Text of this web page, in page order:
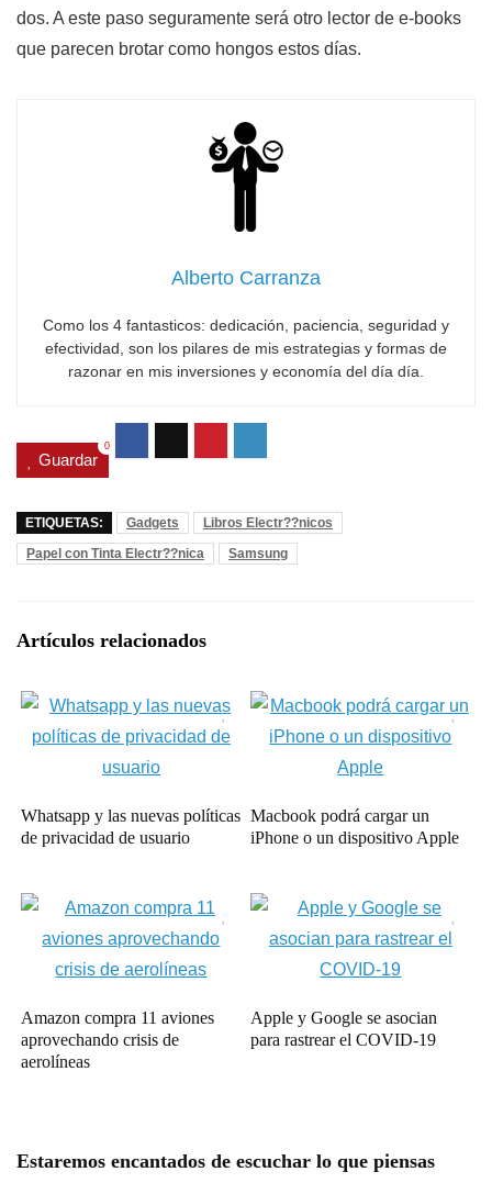
dos. A este paso seguramente será otro lector de e-books
que parecen brotar como hongos estos días.
Alberto Carranza
Como los 4 fantasticos: dedicación, paciencia, seguridad y
efectividad, son los pilares de mis estrategias y formas de
razonar en mis inversiones y economía del día día.
Guardar
0
ETIQUETAS: Gadgets
Libros Electr??nicos
Papel con Tinta Electr??nica
Samsung
Artículos relacionados
Whatsapp y las nuevas políticas
de privacidad de usuario
Macbook podrá cargar un
iPhone o un dispositivo Apple
Amazon compra 11 aviones
aprovechando crisis de
aerolíneas
Apple y Google se asocian
para rastrear el COVID-19
Estaremos encantados de escuchar lo que piensas